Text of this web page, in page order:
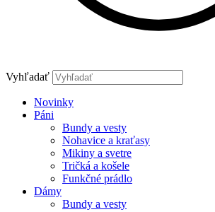
Vyhľadať
Novinky
Páni
Bundy a vesty
Nohavice a kraťasy
Mikiny a svetre
Tričká a košele
Funkčné prádlo
Dámy
Bundy a vesty